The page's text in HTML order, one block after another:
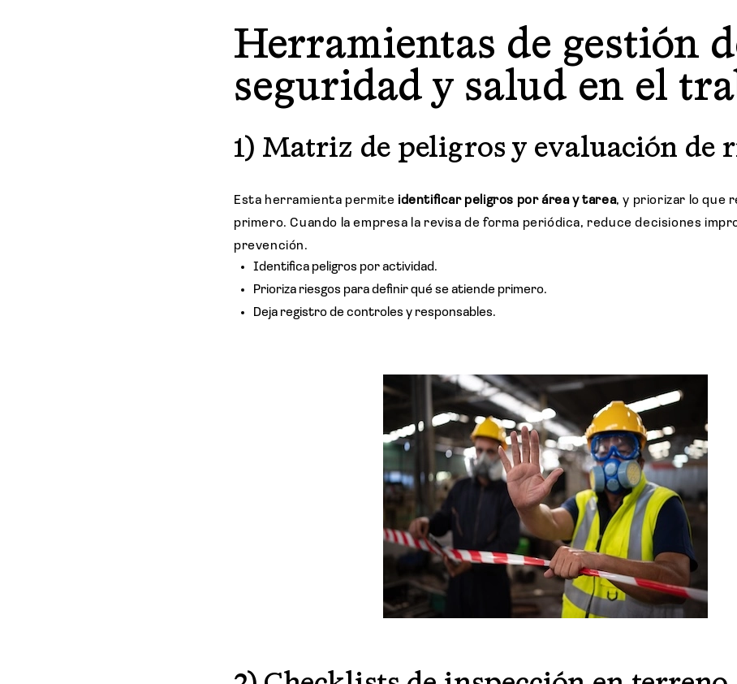
Herramientas de gestión
seguridad y salud en el
1) Matriz de peligros y evaluación de
Esta herramienta permite identificar peligros por área y tarea, y priorizar lo que
primero. Cuando la empresa la revisa de forma periódica, reduce decisiones
prevención.
Identifica peligros por actividad.
Prioriza riesgos para definir qué se atiende primero.
Deja registro de controles y responsables.